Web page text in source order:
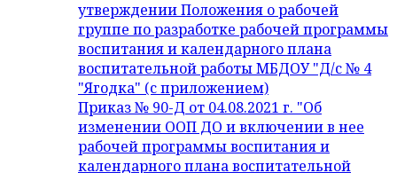
утверждении Положения о рабочей
группе по разработке рабочей программы
воспитания и календарного плана
воспитательной работы МБДОУ "Д/с № 4
"Ягодка" (с приложением)
Приказ № 90-Д от 04.08.2021 г. "Об
изменении ООП ДО и включении в нее
рабочей программы воспитания и
календарного плана воспитательной